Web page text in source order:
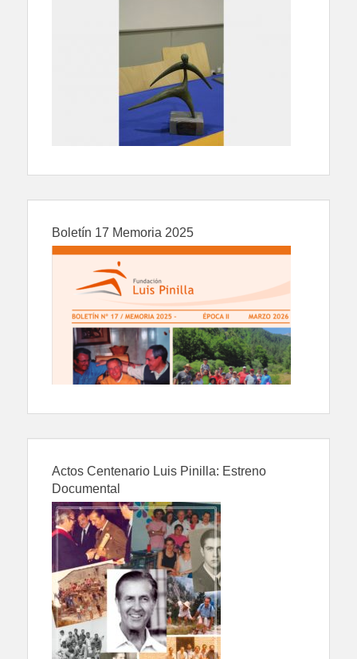
Boletín 17 Memoria 2025
Actos Centenario Luis Pinilla: Estreno
Documental